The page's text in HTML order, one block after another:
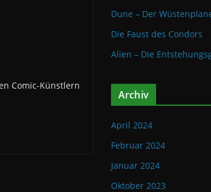
Comic-Künstlern
Dune – Der
Die Faust des Condors
Alien – Die
Archiv
April 2024
Februar 2024
Januar 2024
Oktober 2023